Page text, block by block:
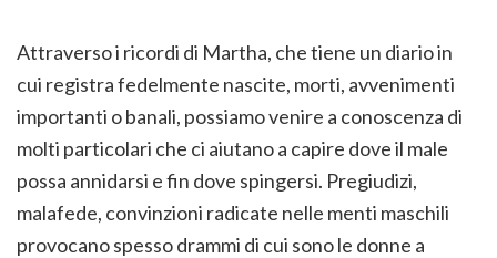
Attraverso i ricordi di Martha, che tiene un diario in
cui registra fedelmente nascite, morti, avvenimenti
importanti o banali, possiamo venire a conoscenza di
molti particolari che ci aiutano a capire dove il male
possa annidarsi e fin dove spingersi. Pregiudizi,
malafede, convinzioni radicate nelle menti maschili
provocano spesso drammi di cui sono le donne a